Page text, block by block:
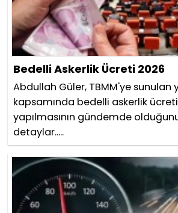
Bedelli Askerlik Ücreti 2026
Abdullah Güler, TBMM'ye sunulan
kapsamında bedelli askerlik
yapılmasının gündemde
detaylar.....